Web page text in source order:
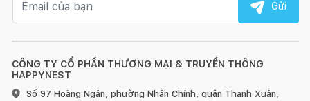
CÔNG TY CỔ PHẦN THƯƠNG MẠI & TRUYỀN THÔNG
HAPPYNEST
Số 97 Hoàng Ngân, phường Nhân Chính, quận Thanh Xuân,
Gửi